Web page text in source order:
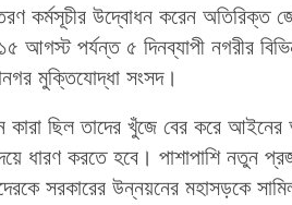
কর্মসূচীর উদ্বোধন করেন
পর্যন্ত ৫ দিনব্যাপী নগরীর
মুক্তিযোদ্ধা সংসদ।
কারা ছিল তাদের খুঁজে বের করে
ধারণ করতে হবে। পাশাপাশি নতুন
সরকারের উন্নয়নের মহাসড়কে